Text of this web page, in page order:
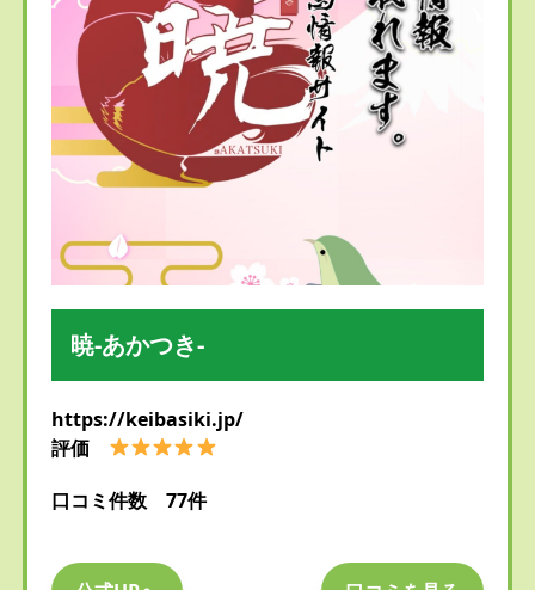
暁-あかつき-
https://keibasiki.jp/
評価
口コミ件数 77件